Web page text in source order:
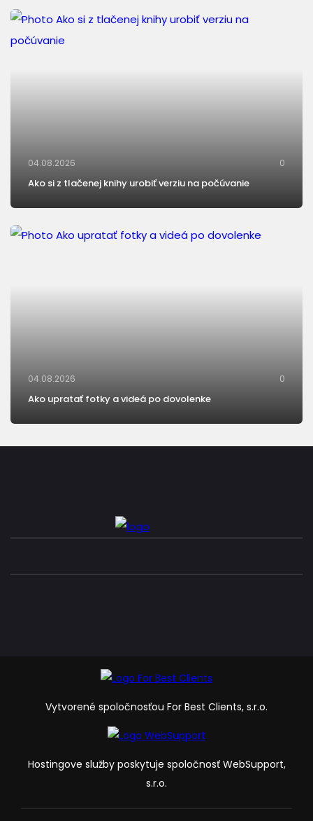
04.08.2026 0
Ako si z tlačenej knihy urobiť verziu na počúvanie
04.08.2026 0
Ako upratať fotky a videá po dovolenke
Vytvorené spoločnosťou For Best Clients, s.r.o.
Hostingove služby poskytuje spoločnosť WebSupport,
s.r.o.